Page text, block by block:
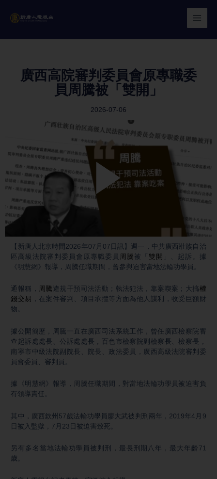
廣西高院審判委員會原專職委
員周騰被「雙開」
2026-07-06
【新唐人北京時間2026年07月07日訊】週一，中共廣西壯族自治
區高級法院審判委員會原專職委員 周騰被「 雙開
」、起訴。據
《明慧網》報導，周騰任職期間，曾參與迫害當地法輪功學員。
通報稱， 周騰違規干預司法活動；執法犯法，靠案喫案；大搞權
錢交易
，在案件審判、項目承攬等方面為他人謀利，收受巨額財
物。
據公開簡歷，周騰一直在廣西司法系統工作，曾任廣西檢察院審
查起訴處處長、公訴處處長，百色市檢察院副檢察長、檢察長，
南寧市中級法院副院長、院長、政法委員，廣西高級法院審判委
員會委員、審判員。
據《明慧網》報導，周騰任職期間，對當地法輪功學員被迫害負
有領導責任。
其中，廣西欽州57歲法輪功學員廖大武被判刑兩年，2019年4月9
日被入監獄，7月23日被迫害致死。
另有多名當地法輪功學員被判刑，最長刑期八年，最大年齡71
歲。